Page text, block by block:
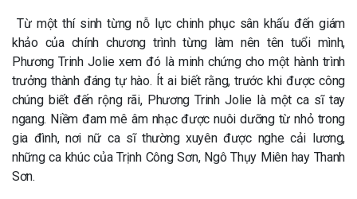
Từ một thí sinh từng nỗ lực chinh phục sân khấu đến giám
khảo của chính chương trình từng làm nên tên tuổi mình,
Phương Trinh Jolie xem đó là minh chứng cho một hành trình
trưởng thành đáng tự hào. Ít ai biết rằng, trước khi được công
chúng biết đến rộng rãi, Phương Trinh Jolie là một ca sĩ tay
ngang. Niềm đam mê âm nhạc được nuôi dưỡng từ nhỏ trong
gia đình, nơi nữ ca sĩ thường xuyên được nghe cải lương,
những ca khúc của Trịnh Công Sơn, Ngô Thụy Miên hay Thanh
Sơn.